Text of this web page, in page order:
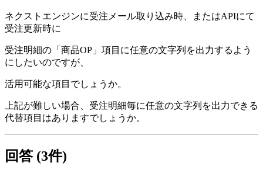
ネクストエンジンに受注メール取り込み時、またはAPIにて
受注更新時に
受注明細の「商品OP」項目に任意の文字列を出力するよう
にしたいのですが、
活用可能な項目でしょうか。
上記が難しい場合、受注明細毎に任意の文字列を出力できる
代替項目はありますでしょうか。
回答 (3件)